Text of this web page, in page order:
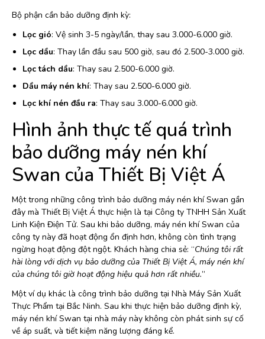
Bộ phận cần bảo dưỡng định kỳ:
Lọc gió: Vệ sinh 3-5 ngày/lần, thay sau 3.000-6.000 giờ.
Lọc dầu: Thay lần đầu sau 500 giờ, sau đó 2.500-3.000 giờ.
Lọc tách dầu: Thay sau 2.500-6.000 giờ.
Dầu máy nén khí: Thay sau 2.500-6.000 giờ.
Lọc khí nén đầu ra: Thay sau 3.000-6.000 giờ.
Hình ảnh thực tế quá trình
bảo dưỡng máy nén khí
Swan của Thiết Bị Việt Á
Một trong những công trình bảo dưỡng máy nén khí Swan gần
đây mà Thiết Bị Việt Á thực hiện là tại Công ty TNHH Sản Xuất
Linh Kiện Điện Tử. Sau khi bảo dưỡng, máy nén khí Swan của
công ty này đã hoạt động ổn định hơn, không còn tình trạng
ngừng hoạt động đột ngột. Khách hàng chia sẻ: “Chúng tôi rất
hài lòng với dịch vụ bảo dưỡng của Thiết Bị Việt Á, máy nén khí
của chúng tôi giờ hoạt động hiệu quả hơn rất nhiều.”
Một ví dụ khác là công trình bảo dưỡng tại Nhà Máy Sản Xuất
Thực Phẩm tại Bắc Ninh. Sau khi thực hiện bảo dưỡng định kỳ,
máy nén khí Swan tại nhà máy này không còn phát sinh sự cố
về áp suất, và tiết kiệm năng lượng đáng kể.